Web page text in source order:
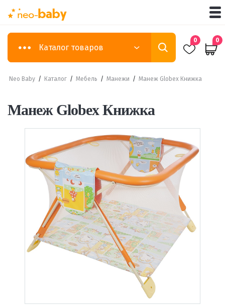
Каталог товаров
0 0
Neo Baby / Каталог / Мебель / Манежи / Манеж Globex Книжка
Манеж Globex Книжка